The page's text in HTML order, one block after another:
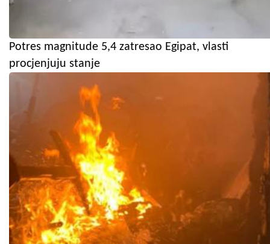
Potres magnitude 5,4 zatresao Egipat, vlasti
procjenjuju stanje